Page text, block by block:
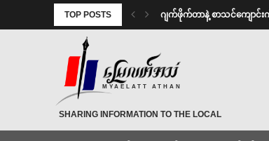
TOP POSTS ဂျက်ဖိုက်တာနဲ့ စာသင်ကျောင်း
MYAELATT ATHAN
SHARING INFORMATION TO THE LOCAL